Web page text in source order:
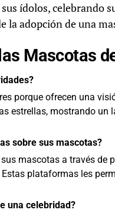
ídolos, celebrando
la adopción de una
Mascotas
porque ofrecen una
estrellas, mostrando un
sobre sus mascotas?
mascotas a través de
plataformas les
una celebridad?